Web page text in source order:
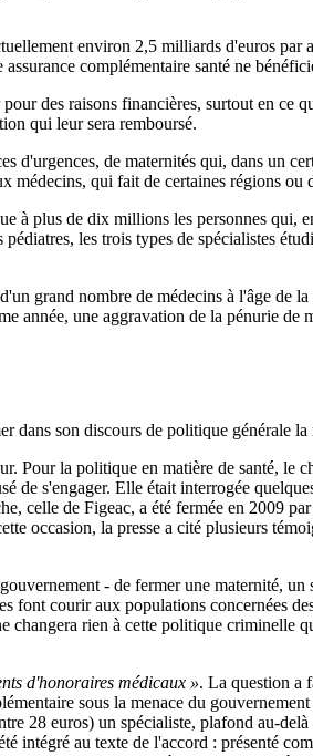
environ 2,5 milliards d'euros
complémentaire santé ne
des raisons financières, surtout en ce
qui leur sera remboursé.
de maternités qui, dans un
qui fait de certaines régions ou
à plus de dix millions les personnes
les trois types de spécialistes
grand nombre de médecins à l'âge de
année, une aggravation de la pénurie de
son discours de politique générale
Pour la politique en matière de santé,
de s'engager. Elle était interrogée
celle de Figeac, a été fermée en 2009
occasion, la presse a cité plusieurs
- de fermer une maternité,
font courir aux populations concernées
rien à cette politique criminelle
d'honoraires médicaux ». La question a
sous la menace du
28 euros) un spécialiste, plafond au-
intégré au texte de l'accord : présenté